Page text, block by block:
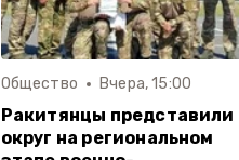
Общество Вчера, 15:00
Ракитянцы представили
округ на региональном